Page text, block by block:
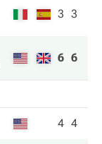
3 3
6 6
4 4